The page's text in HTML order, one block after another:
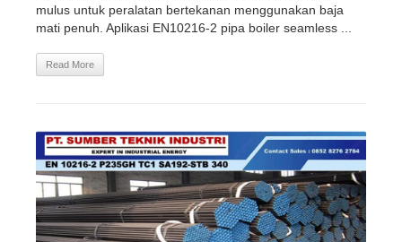
mulus untuk peralatan bertekanan menggunakan baja
mati penuh. Aplikasi EN10216-2 pipa boiler seamless ...
Read More